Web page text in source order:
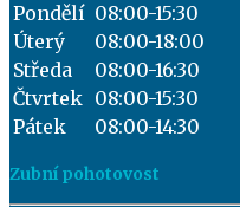
Pondělí 08:00-15:30
Úterý
08:00-18:00
Středa
08:00-16:30
Čtvrtek 08:00-15:30
Pátek
08:00-14:30
Zubní pohotovost